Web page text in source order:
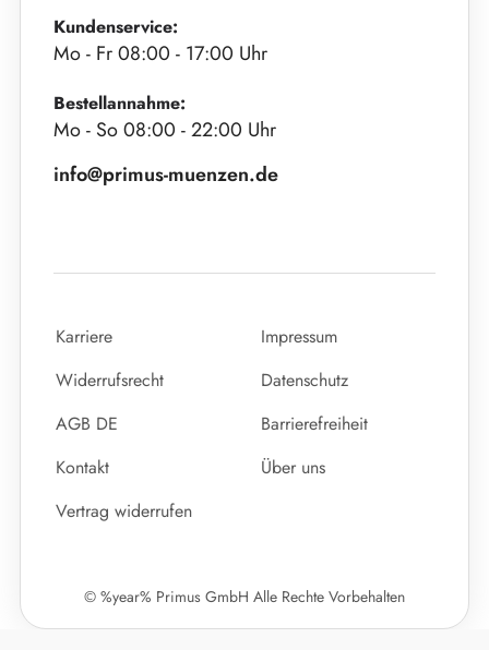
Kundenservice:
Mo - Fr 08:00 - 17:00 Uhr
Bestellannahme:
Mo - So 08:00 - 22:00 Uhr
info@primus-muenzen.de
Karriere
Impressum
Widerrufsrecht
Datenschutz
AGB DE
Barrierefreiheit
Kontakt
Über uns
Vertrag widerrufen
© %year% Primus GmbH Alle Rechte Vorbehalten